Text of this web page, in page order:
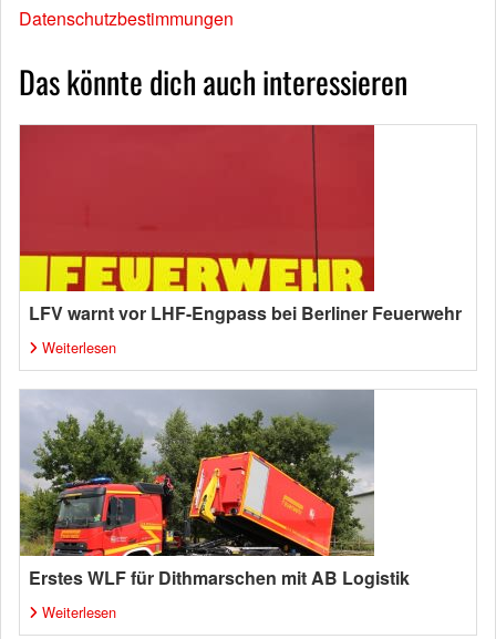
Datenschutzbestimmungen
Das könnte dich auch interessieren
LFV warnt vor LHF-Engpass bei Berliner Feuerwehr
Weiterlesen
Erstes WLF für Dithmarschen mit AB Logistik
Weiterlesen